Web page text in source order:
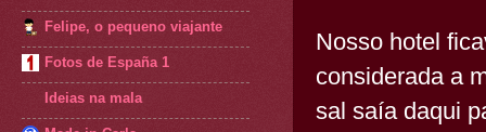
Nosso hotel
considerada a
sal saía daqui
Felipe, o pequeno viajante
Fotos de España 1
Ideias na mala